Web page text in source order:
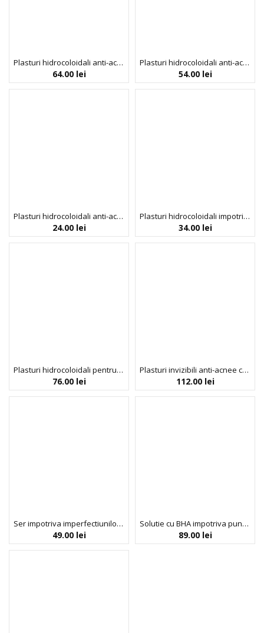
Plasturi hidrocoloidali anti-acnee cu acid salicilic si arbore de ceai cu modele, Look At Me,120buc.
64.00 lei
Plasturi hidrocoloidali anti-acnee cu acid salicilic si arbore de ceai, Look At Me, 120 buc.
54.00 lei
Plasturi hidrocoloidali anti-acnee cu extract de ceapa, Isntree, 24 buc
24.00 lei
Plasturi hidrocoloidali impotriva acneei AC Collection, COSRX, 26 buc
34.00 lei
Plasturi hidrocoloidali pentru imperfecțiuni, invizibili, in-patch, Indeed Laboratories, 48 bucati
76.00 lei
Plasturi invizibili anti-acnee cu acid succinic, niacinamida si acid hialuronic, Microdart Patch, Indeed Labs, 9 bucati
112.00 lei
Ser impotriva imperfectiunilor, Ultra Clear Bye-bye Blemish, Bio:Vegane Legit Beauty, 15 ml
49.00 lei
Solutie cu BHA impotriva punctelor negre, COSRX, 100 ml
89.00 lei